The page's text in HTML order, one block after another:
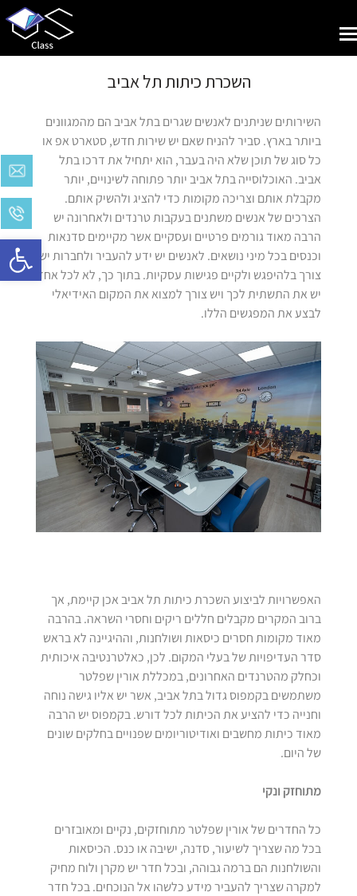
Open toolbar
Toggle
השכרת כיתות תל אביב
השירותים שניתנים לאנשים שגרים בתל אביב הם מהמגוונים
ביותר בארץ. סביר להניח שאם יש שירות חדש, סטארט אפ או
כל סוג של תוכן שלא היה בעבר, הוא יתחיל את דרכו בתל
אביב. האוכלוסייה בתל אביב יותר פתוחה לשינויים, יותר
מקבלת אותם וצריכה מקומות כדי להציג ולהשיק אותם.
הצרכים של אנשים משתנים בעקבות טרנדים ולאחרונה יש
הרבה מאוד גורמים פרטיים ועסקיים אשר מקיימים סדנאות
וכנסים בכל מיני נושאים. לאנשים יש ידע להעביר ולחברות יש
צורך בלהיפגש ולקיים פגישות עסקיות. בתוך כך, לא לכל אחד
יש את התשתית לכך ויש צורך למצוא את המקום האידיאלי
לבצע את המפגשים הללו.
האפשרויות לביצוע השכרת כיתות תל אביב אכן קיימת, אך
ברוב המקרים מקבלים חללים ריקים וחסרי השראה. בהרבה
מאוד מקומות חסרים כיסאות ושולחנות, וההיגיינה לא בראש
סדר העדיפויות של בעלי המקום. לכן, כאלטרנטיבה איכותית
וכחלק מהטרנדים האחרונים, במכללת אורין שפלטר
משתמשים בקמפוס גדול בתל אביב, אשר יש אליו גישה נוחה
וחנייה כדי להציע את הכיתות לכל דורש. בקמפוס יש הרבה
מאוד כיתות מחשבים ואודיטוריומים שפנויים בחלקים שונים
של היום.
מתוחזק ונקי
כל החדרים של אורין שפלטר מתוחזקים, נקיים ומאובזרים
בכל מה שצריך לשיעור, סדנה, ישיבה או כנס. הכיסאות
והשולחנות הם ברמה גבוהה, ובכל חדר יש מקרן ולוח מחיק
למקרה שצריך להעביר מידע כלשהו אל הנוכחים. בכל חדר